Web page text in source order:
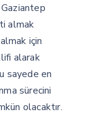
almak
için
alarak
sayede en
sürecini
olacaktır.